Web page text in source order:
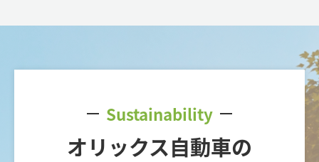
Sustainability
オリックス自動車の